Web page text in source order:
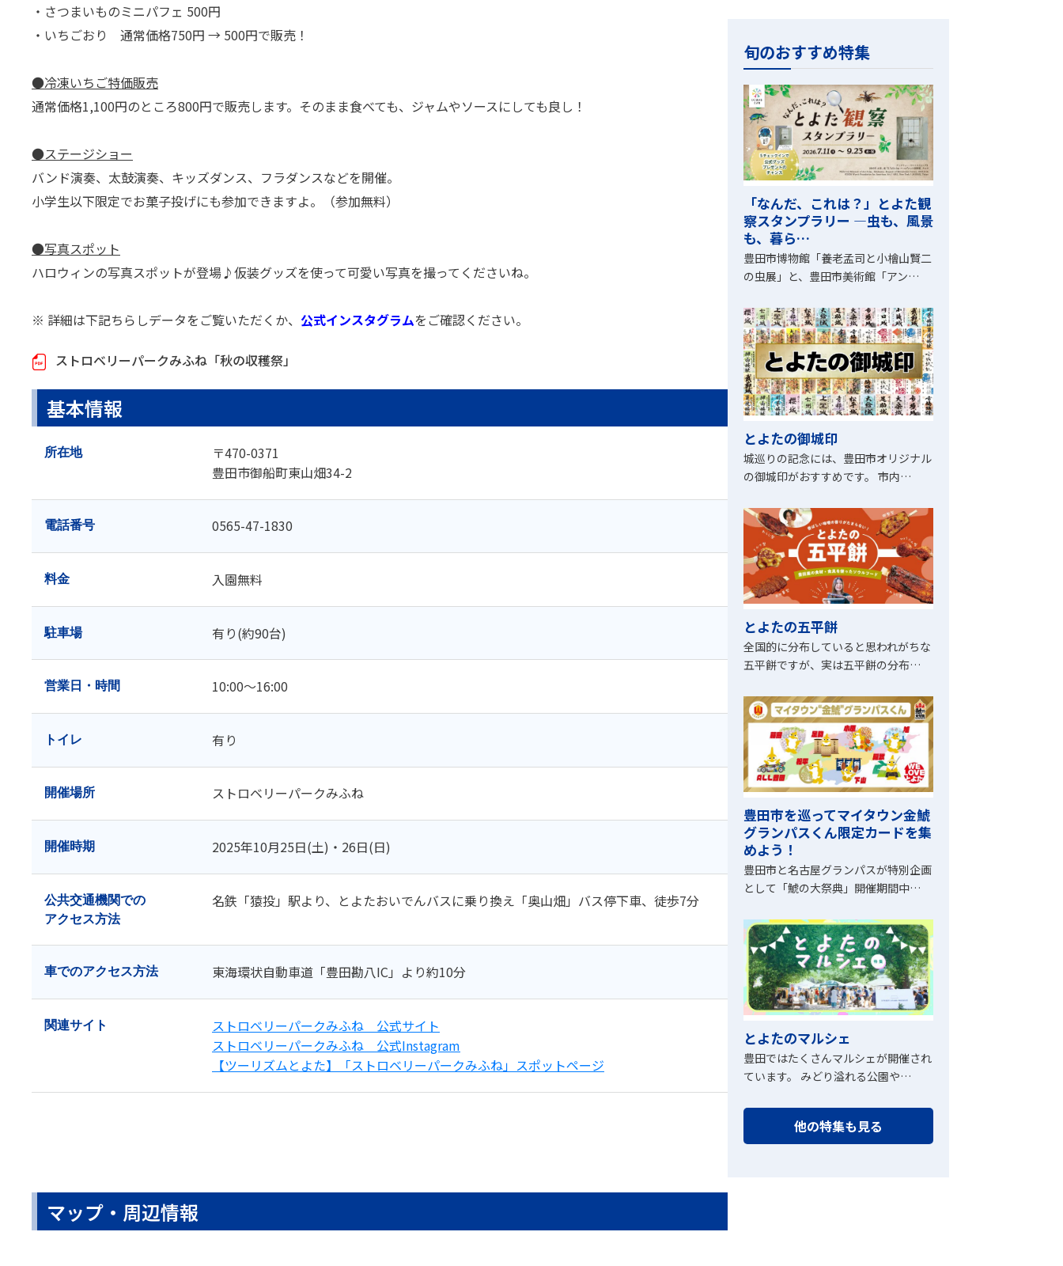
・さつまいものミニパフェ 500円
・いちごおり 通常価格750円 → 500円で販売！
●冷凍いちご特価販売
通常価格1,100円のところ800円で販売します。そのまま食べても、ジャムやソースにしても良し！
●ステージショー
バンド演奏、太鼓演奏、キッズダンス、フラダンスなどを開催。
小学生以下限定でお菓子投げにも参加できますよ。（参加無料）
●写真スポット
ハロウィンの写真スポットが登場♪仮装グッズを使って可愛い写真を撮ってくださいね。
※ 詳細は下記ちらしデータをご覧いただくか、 公式インスタグラムをご確認ください。
ストロベリーパークみふね「秋の収穫祭」
基本情報
所在地
〒470-0371
豊田市御船町東山畑34-2
電話番号 0565-47-1830
料金 入園無料
駐車場 有り(約90台)
営業日・時間 10:00～16:00
トイレ 有り
開催場所 ストロベリーパークみふね
開催時期 2025年10月25日(土)・26日(日)
公共交通機関での
アクセス方法
名鉄「猿投」駅より、とよたおいでんバスに乗り換え「奥山畑」バス停下車、徒歩7分
車でのアクセス方法 東海環状自動車道「豊田勘八IC」より約10分
関連サイト
ストロベリーパークみふね 公式サイト
ストロベリーパークみふね 公式Instagram
【ツーリズムとよた】「ストロベリーパークみふね」スポットページ
マップ・周辺情報
旬のおすすめ特集
「なんだ、これは？」とよた観
察スタンプラリー ―虫も、風景
も、暮ら…
豊田市博物館「養老孟司と小檜山賢二
の虫展」と、豊田市美術館「アン…
とよたの御城印
城巡りの記念には、豊田市オリジナル
の御城印がおすすめです。 市内…
とよたの五平餅
全国的に分布していると思われがちな
五平餅ですが、実は五平餅の分布…
豊田市を巡ってマイタウン金鯱
グランパスくん限定カードを集
めよう！
豊田市と名古屋グランパスが特別企画
として「鯱の大祭典」開催期間中…
とよたのマルシェ
豊田ではたくさんマルシェが開催され
ています。 みどり溢れる公園や…
他の特集も見る